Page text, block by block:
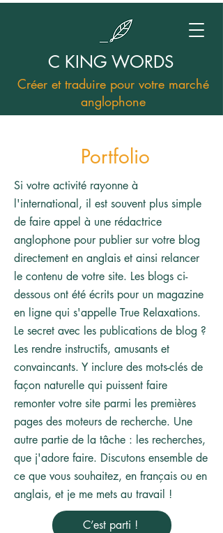
C KING WORDS
Créer et traduire pour votre marché
anglophone
Portfolio
Si votre activité rayonne à
l'international, il est souvent plus simple
de faire appel à une rédactrice
anglophone pour publier sur votre blog
directement en anglais et ainsi relancer
le contenu de votre site. Les blogs ci-
dessous ont été écrits pour un magazine
en ligne qui s'appelle True Relaxations.
Le secret avec les publications de blog ?
Les rendre instructifs, amusants et
convaincants. Y inclure des mots-clés de
façon naturelle qui puissent faire
remonter votre site parmi les premières
pages des moteurs de recherche. Une
autre partie de la tâche : les recherches,
que j'adore faire. Discutons ensemble de
ce que vous souhaitez, en français ou en
anglais, et je me mets au travail !
C’est parti !